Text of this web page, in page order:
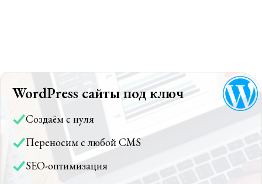
WordPress сайты под ключ
Создаём с нуля
Переносим с любой CMS
SEO-оптимизация